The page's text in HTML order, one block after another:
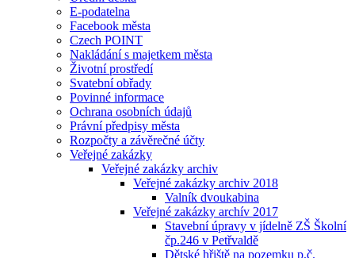
E-podatelna
Facebook města
Czech POINT
Nakládání s majetkem města
Životní prostředí
Svatební obřady
Povinné informace
Ochrana osobních údajů
Právní předpisy města
Rozpočty a závěrečné účty
Veřejné zakázky
Veřejné zakázky archiv
Veřejné zakázky archiv 2018
Valník dvoukabina
Veřejné zakázky archív 2017
Stavební úpravy v jídelně ZŠ Školní
čp.246 v Petřvaldě
Dětské hřiště na pozemku p.č.